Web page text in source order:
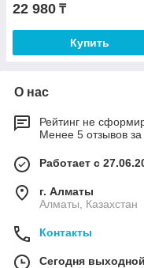
22 980 ₸
Купить
О нас
Рейтинг не
Менее 5 отзывов
Работает с
г. Алматы
Алматы, Казахстан
Контакты
Сегодня выходной